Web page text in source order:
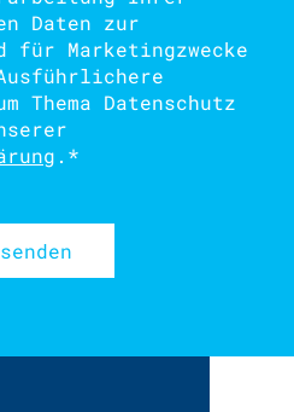
Daten zur
für Marketingzwecke
Thema Datenschutz
. *